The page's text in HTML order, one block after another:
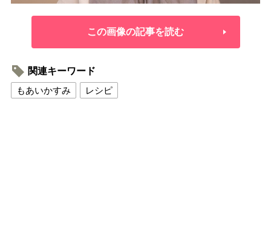
この画像の記事を読む
関連キーワード
もあいかすみ
レシピ